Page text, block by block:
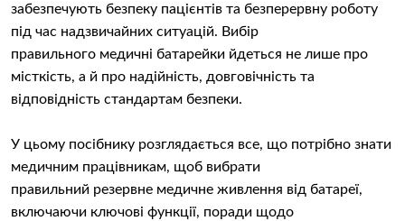
забезпечують безпеку пацієнтів та безперервну роботу
під час надзвичайних ситуацій. Вибір
правильного медичні батарейки йдеться не лише про
місткість, а й про надійність, довговічність та
відповідність стандартам безпеки.
У цьому посібнику розглядається все, що потрібно знати
медичним працівникам, щоб вибрати
правильний резервне медичне живлення від батареї,
включаючи ключові функції, поради щодо